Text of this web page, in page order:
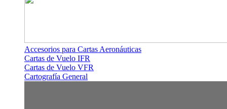
Accesorios para Cartas Aeronáuticas
Cartas de Vuelo IFR
Cartas de Vuelo VFR
Cartografía General